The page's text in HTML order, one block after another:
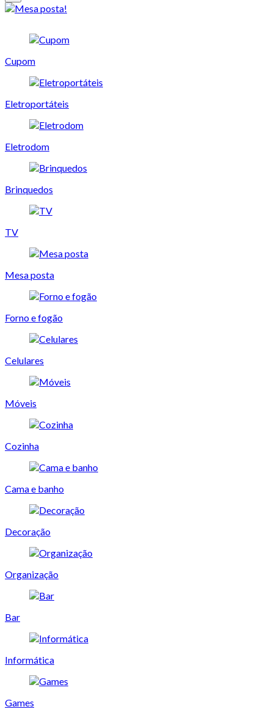
Cupom
Eletroportáteis
Eletrodom
Brinquedos
TV
Mesa posta
Forno e fogão
Celulares
Móveis
Cozinha
Cama e banho
Decoração
Organização
Bar
Informática
Games